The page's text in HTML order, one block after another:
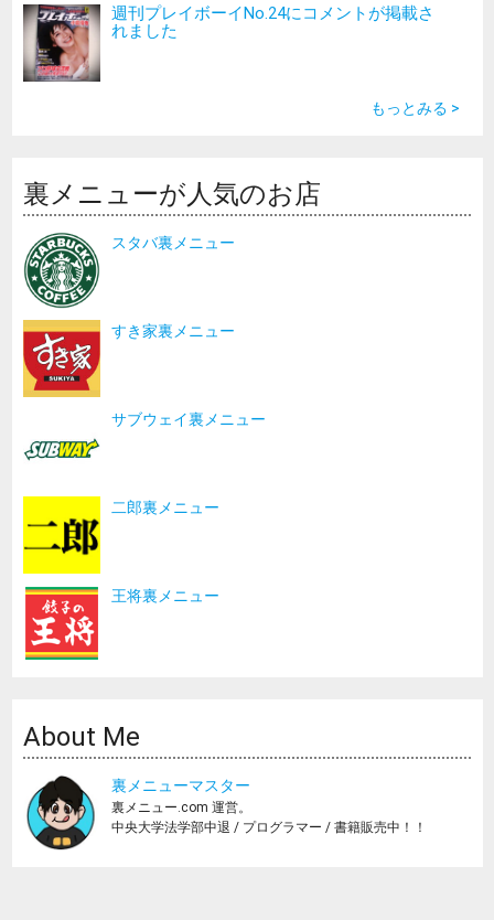
週刊プレイボーイNo.24にコメントが掲載さ
れました
もっとみる >
裏メニューが人気のお店
スタバ裏メニュー
すき家裏メニュー
サブウェイ裏メニュー
二郎裏メニュー
王将裏メニュー
About Me
裏メニューマスター
裏メニュー.com 運営。
中央大学法学部中退 / プログラマー / 書籍販売中！！